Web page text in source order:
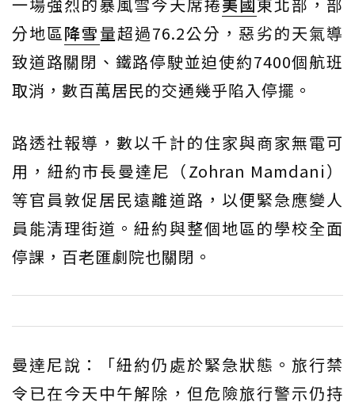
一場強烈的暴風雪今天席捲美國東北部，部
分地區降雪量超過76.2公分，惡劣的天氣導
致道路關閉、鐵路停駛並迫使約7400個航班
取消，數百萬居民的交通幾乎陷入停擺。
路透社報導，數以千計的住家與商家無電可
用，紐約市長曼達尼（Zohran Mamdani）
等官員敦促居民遠離道路，以便緊急應變人
員能清理街道。紐約與整個地區的學校全面
停課，百老匯劇院也關閉。
曼達尼說：「紐約仍處於緊急狀態。旅行禁
令已在今天中午解除，但危險旅行警示仍持